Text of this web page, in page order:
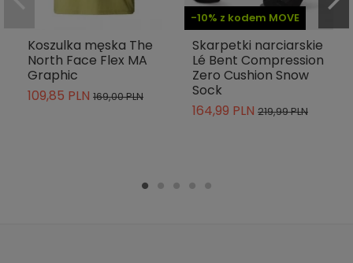
Koszulka męska The
North Face Flex MA
Graphic
109,85 PLN 169,00 PLN
-10% z kodem MOVE
Skarpetki narciarskie
Lé Bent Compression
Zero Cushion Snow
Sock
164,99 PLN 219,99 PLN